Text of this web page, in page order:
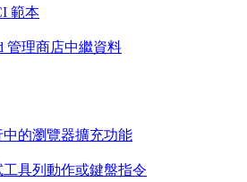
範本
管理商店中繼資料
的瀏覽器擴充功能
具列動作或鍵盤指令